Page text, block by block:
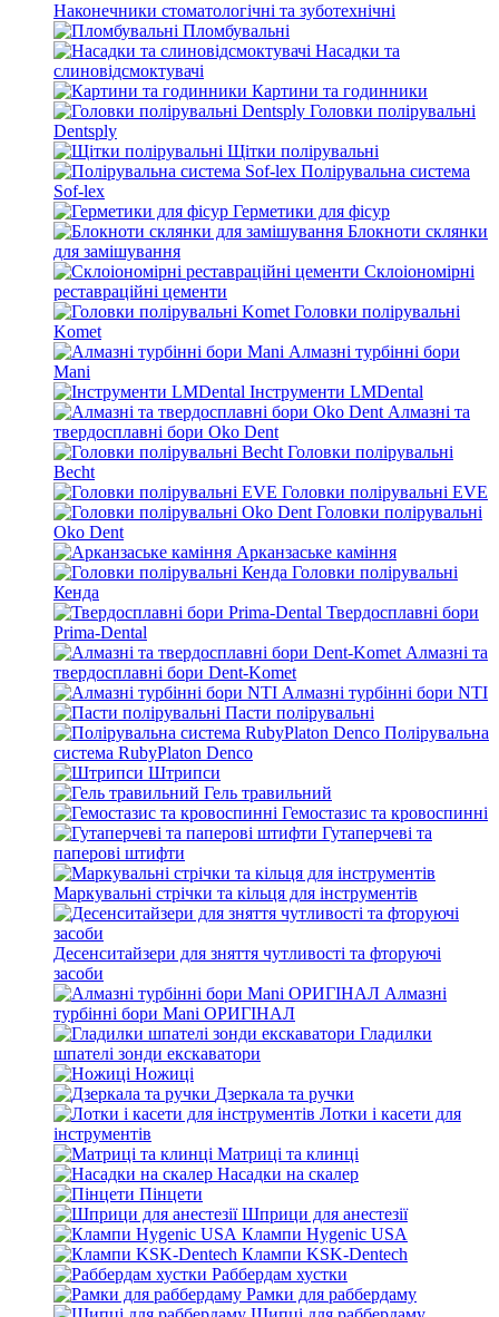
Наконечники стоматологічні та зуботехнічні
Пломбувальні
Насадки та
слиновідсмоктувачі
Картини та годинники
Головки полірувальні
Dentsply
Щітки полірувальні
Полірувальна система
Sof-lex
Герметики для фісур
Блокноти склянки
для замішування
Склоіономірні
реставраційні цементи
Головки полірувальні
Komet
Алмазні турбінні бори
Mani
Інструменти LMDental
Алмазні та
твердосплавні бори Oko Dent
Головки полірувальні
Becht
Головки полірувальні EVE
Головки полірувальні
Oko Dent
Арканзаське каміння
Головки полірувальні
Кенда
Твердосплавні бори
Prima-Dental
Алмазні та
твердосплавні бори Dent-Komet
Алмазні турбінні бори NTI
Пасти полірувальні
Полірувальна
система RubyPlaton Denco
Штрипси
Гель травильний
Гемостазис та кровоспинні
Гутаперчеві та
паперові штифти
Маркувальні стрічки та кільця для інструментів
Десенситайзери для зняття чутливості та фторуючі
засоби
Алмазні
турбінні бори Mani ОРИГІНАЛ
Гладилки
шпателі зонди екскаватори
Ножиці
Дзеркала та ручки
Лотки і касети для
інструментів
Матриці та клинці
Насадки на скалер
Пінцети
Шприци для анестезії
Клампи Hygenic USA
Клампи KSK-Dentech
Раббердам хустки
Рамки для раббердаму